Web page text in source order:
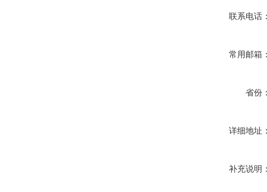
联系电话
常用邮箱
省份
详细地址
补充说明